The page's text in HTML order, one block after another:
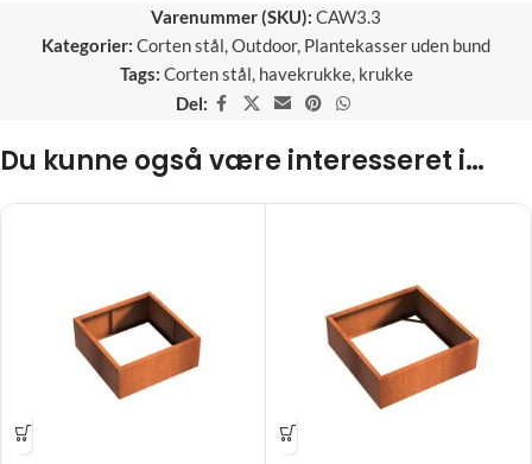
Varenummer (SKU): CAW3.3
Kategorier: Corten stål,Outdoor, Plantekasser uden bund
Tags: Corten stål, havekrukke, krukke
Del:
Du kunne også være interesseret i…